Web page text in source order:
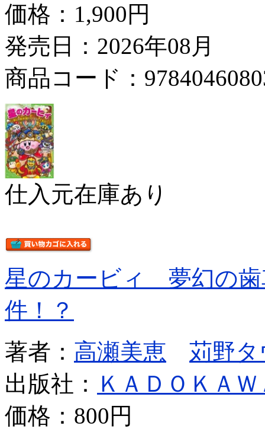
価格： 1,900円
発売日：2026年08月
商品コード：
仕入元在庫あり
星のカービィ 夢幻の
件！？
著者： 高瀬美恵
苅野タ
出版社： ＫＡＤＯＫＡＷ
価格： 800円